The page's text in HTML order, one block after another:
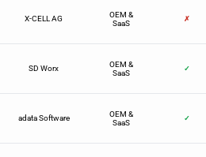
X-CELL AG
OEM &
SaaS
✗
SD Worx
OEM &
SaaS
✓
adata Software
OEM &
SaaS
✓